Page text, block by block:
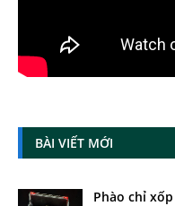
BÀI VIẾT MỚI
Phào chỉ xốp